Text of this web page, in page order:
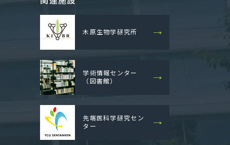
木原生物学研究所
学術情報センター
（図書館）
先端医科学研究セン
ター